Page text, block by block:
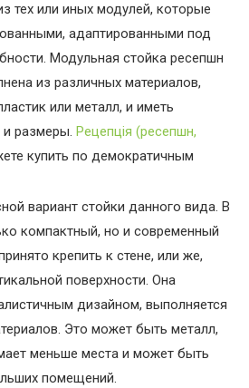
тех или иных модулей, которые
адаптированными под
Модульная стойка ресепшн
из различных материалов,
или металл, и иметь
размеры. Рецепція (ресепшн,
купить по демократичным
вариант стойки данного вида. В
компактный, но и современный
крепить к стене, или же,
поверхности. Она
дизайном, выполняется
Это может быть металл,
меньше места и может быть
помещений.